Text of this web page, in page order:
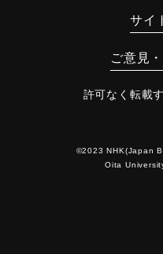
サイ
ご意見
許可なく転載
©2023 NHK(Japan
Oita